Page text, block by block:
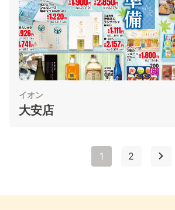
イオン
大安店
1 2